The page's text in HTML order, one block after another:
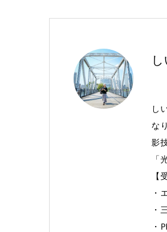
し
な
影
「
【
・
・
・